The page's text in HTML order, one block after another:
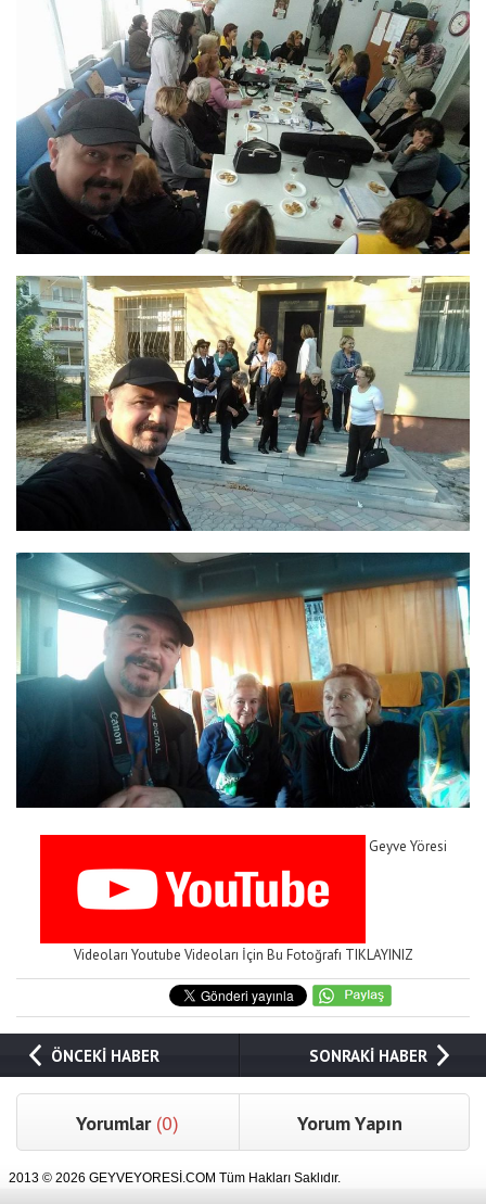
Geyve Yöresi
Videoları Youtube Videoları İçin Bu Fotoğrafı TIKLAYINIZ
ÖNCEKİ HABER SONRAKİ HABER
Yorumlar (0) Yorum Yapın
2013 © 2026 GEYVEYORESİ.COM Tüm Hakları Saklıdır.